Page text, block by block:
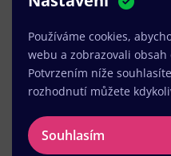
Používáme cookies,
webu a zobrazovali
Potvrzením níže
rozhodnutí můžete
Souhlasím